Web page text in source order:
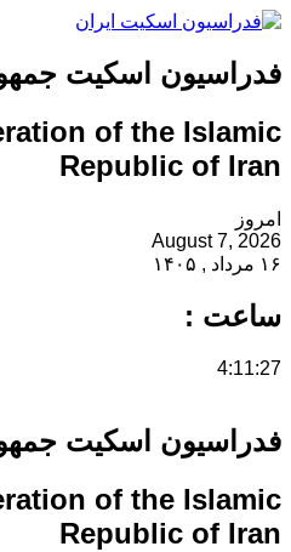
فدراسیون اسکیت
of the Islamic
Republic of Iran
امروز
August 7, 2026
۱۶ مرداد , ۱۴۰۵
ساعت :
4:11:27
فدراسیون اسکیت
of the Islamic
Republic of Iran